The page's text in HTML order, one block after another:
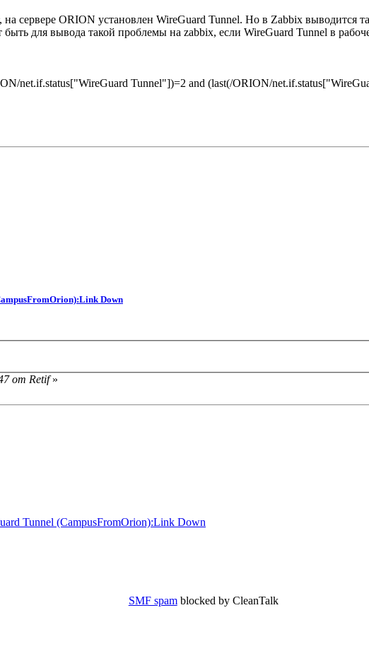
на сервере ORION установлен WireGuard Tunnel. Но в Zabbix выводится
для вывода такой проблемы на zabbix, если WireGuard Tunnel в
net.if.status["WireGuard Tunnel"])=2 and (last(/ORION/
Down
от Retif»
Tunnel (CampusFromOrion):Link Down
SMF spamblocked by CleanTalk